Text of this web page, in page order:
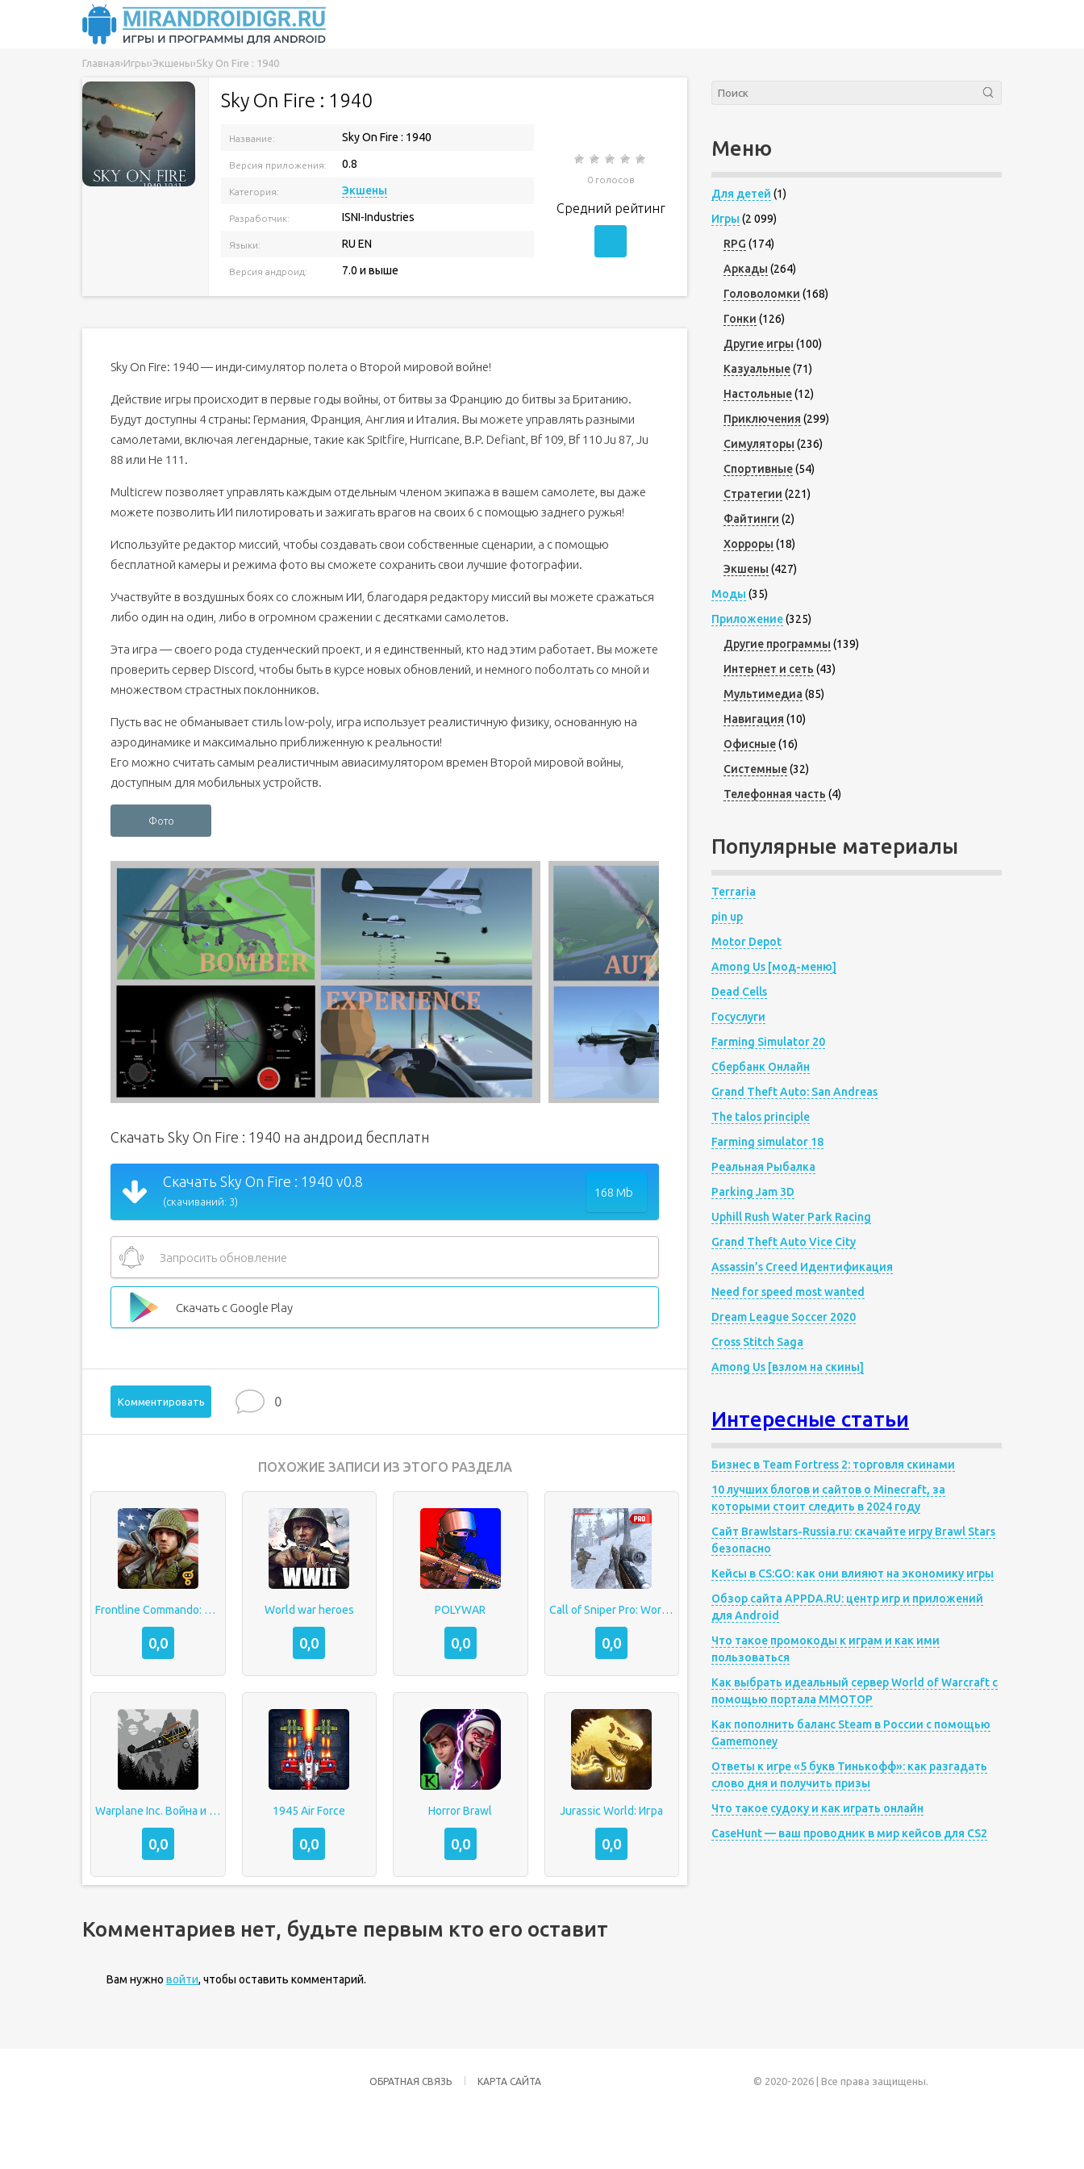
Главная›Игры›Экшены›Sky On Fire : 1940
Sky On Fire : 1940
Название: Sky On Fire : 1940
Версия приложения: 0.8
Категория: Экшены
Разработчик: ISNI-Industries
Языки: RU EN
Версия андроид: 7.0 и выше
0 голосов
Средний рейтинг
Sky On Fire: 1940 — инди-симулятор полета о Второй мировой войне!
Действие игры происходит в первые годы войны, от битвы за Францию ​​до битвы за Британию.
Будут доступны 4 страны: Германия, Франция, Англия и Италия. Вы можете управлять разными
самолетами, включая легендарные, такие как Spitfire, Hurricane, B.P. Defiant, Bf 109, Bf 110 Ju 87, Ju
88 или He 111.
Multicrew позволяет управлять каждым отдельным членом экипажа в вашем самолете, вы даже
можете позволить ИИ пилотировать и зажигать врагов на своих 6 с помощью заднего ружья!
Используйте редактор миссий, чтобы создавать свои собственные сценарии, а с помощью
бесплатной камеры и режима фото вы сможете сохранить свои лучшие фотографии.
Участвуйте в воздушных боях со сложным ИИ, благодаря редактору миссий вы можете сражаться
либо один на один, либо в огромном сражении с десятками самолетов.
Эта игра — своего рода студенческий проект, и я единственный, кто над этим работает. Вы можете
проверить сервер Discord, чтобы быть в курсе новых обновлений, и немного поболтать со мной и
множеством страстных поклонников.
Пусть вас не обманывает стиль low-poly, игра использует реалистичную физику, основанную на
аэродинамике и максимально приближенную к реальности!
Его можно считать самым реалистичным авиасимулятором времен Второй мировой войны,
доступным для мобильных устройств.
Фото
Скачать Sky On Fire : 1940 на андроид бесплатн
Скачать Sky On Fire : 1940 v0.8
(скачиваний: 3)
168 Mb
Запросить обновление
Скачать с Google Play
Комментировать 0
ПОХОЖИЕ ЗАПИСИ ИЗ ЭТОГО РАЗДЕЛА
Frontline Commando: D-Day
0,0
World war heroes
0,0
POLYWAR
0,0
Call of Sniper Pro: World War 2
0,0
Warplane Inc. Война и Самолеты
0,0
1945 Air Force
0,0
Horror Brawl
0,0
Jurassic World: Игра
0,0
Комментариев нет, будьте первым кто его оставит
Вам нужно войти, чтобы оставить комментарий.
Меню
Для детей (1)
Игры (2 099)
RPG (174)
Аркады (264)
Головоломки (168)
Гонки (126)
Другие игры (100)
Казуальные(71)
Настольные(12)
Приключения (299)
Симуляторы (236)
Спортивные(54)
Стратегии (221)
Файтинги (2)
Хорроры (18)
Экшены (427)
Моды (35)
Приложение(325)
Другие программы (139)
Интернет и сеть (43)
Мультимедиа (85)
Навигация (10)
Офисные(16)
Системные(32)
Телефонная часть (4)
Популярные материалы
Terraria
pin up
Motor Depot
Among Us [мод-меню]
Dead Cells
Госуслуги
Farming Simulator 20
Сбербанк Онлайн
Grand Theft Auto: San Andreas
The talos principle
Farming simulator 18
Реальная Рыбалка
Parking Jam 3D
Uphill Rush Water Park Racing
Grand Theft Auto Vice City
Assassin’s Creed Идентификация
Need for speed most wanted
Dream League Soccer 2020
Cross Stitch Saga
Among Us [взлом на скины]
Интересные статьи
Бизнес в Team Fortress 2: торговля скинами
10 лучших блогов и сайтов о Minecraft, за
которыми стоит следить в 2024 году
Сайт Brawlstars-Russia.ru: скачайте игру Brawl Stars
безопасно
Кейсы в CS:GO: как они влияют на экономику игры
Обзор сайта APPDA.RU: центр игр и приложений
для Android
Что такое промокоды к играм и как ими
пользоваться
Как выбрать идеальный сервер World of Warcraft с
помощью портала MMOTOP
Как пополнить баланс Steam в России с помощью
Gamemoney
Ответы к игре «5 букв Тинькофф»: как разгадать
слово дня и получить призы
Что такое судоку и как играть онлайн
CaseHunt — ваш проводник в мир кейсов для CS2
ОБРАТНАЯ СВЯЗЬ КАРТА САЙТА © 2020-2026 | Все права защищены.